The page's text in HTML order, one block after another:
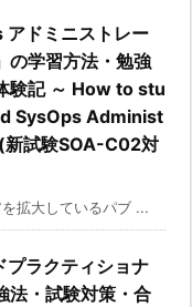
アドミニストレー
の学習方法・勉強
験記 ～ How to stu
SysOps Administ
試験SOA-C02対
拡大しているパブ ...
プラクティショナ
法・試験対策・合